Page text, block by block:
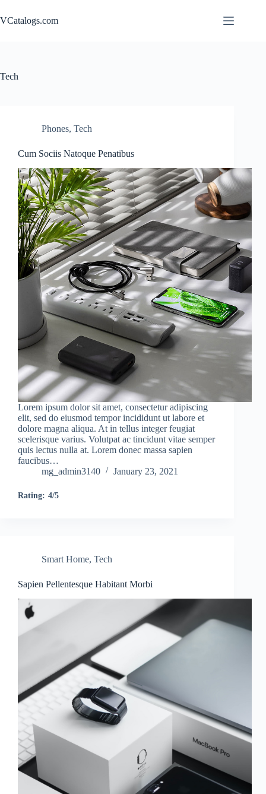
to
content
VCatalogs.com
Tech
Phones, Tech
Cum Sociis Natoque Penatibus
Lorem ipsum dolor sit amet, consectetur adipiscing
elit, sed do eiusmod tempor incididunt ut labore et
dolore magna aliqua. At in tellus integer feugiat
scelerisque varius. Volutpat ac tincidunt vitae semper
quis lectus nulla at. Lorem donec massa sapien
faucibus…
mg_admin3140
January 23, 2021
Rating: 4/5
Smart Home, Tech
Sapien Pellentesque Habitant Morbi